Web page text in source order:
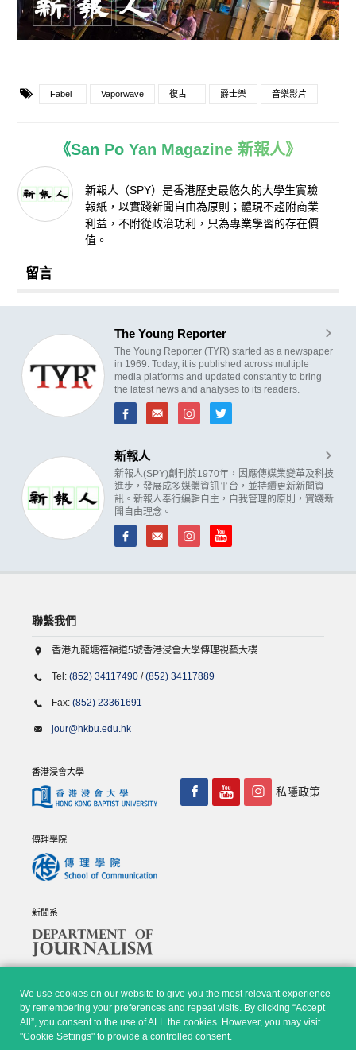
Fabel Vaporwave 復古 爵士樂 音樂影片
《San Po Yan Magazine 新報人》
新報人（SPY）是香港歷史最悠久的大學生實驗
報紙，以實踐新聞自由為原則；體現不趨附商業
利益，不附從政治功利，只為專業學習的存在價
值。
留言
The Young Reporter
The Young Reporter (TYR) started as a newspaper
in 1969. Today, it is published across multiple
media platforms and updated constantly to bring
the latest news and analyses to its readers.
新報人
新報人(SPY)創刊於1970年，因應傳媒業變革及科技
進步，發展成多媒體資訊平台，並持續更新新聞資
訊。新報人奉行編輯自主，自我管理的原則，實踐新
聞自由理念。
We use cookies on our website to give you the most relevant experience
by remembering your preferences and repeat visits. By clicking “Accept
All”, you consent to the use of ALL the cookies. However, you may visit
"Cookie Settings" to provide a controlled consent.
聯繫我們
香港九龍塘禧福道5號香港浸會大學傳理視藝大樓
Tel: (852) 34117490 /(852) 34117889
Fax: (852) 23361691
jour@hkbu.edu.hk
香港浸會大學
傳理學院
新聞系
私隱政策
© Copyright 2026 - 香港浸會大學傳理學院, 新聞系 |Privacy
Policy
|